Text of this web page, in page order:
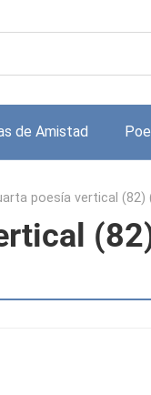
de Amistad
poesía vertical